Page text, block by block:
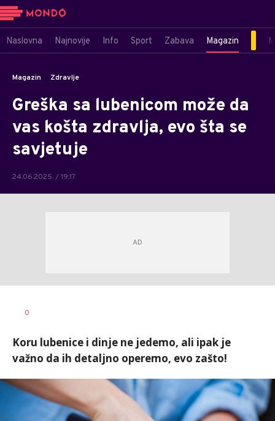
Naslovna Najnovije Info Sport Zabava Magazin
Magazin Zdravlje
Greška sa lubenicom može da
vas košta zdravlja, evo šta se
savjetuje
24.06.2025. / 19:17
0
Koru lubenice i dinje ne jedemo, ali ipak je
važno da ih detaljno operemo, evo zašto!